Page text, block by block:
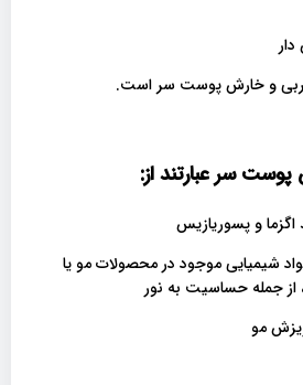
چربی و خارش پوست سر است.
سر عبارتند از:
و پسوریازیس
شیمیایی موجود در محصولات مو یا
جمله حساسیت به نور
مو